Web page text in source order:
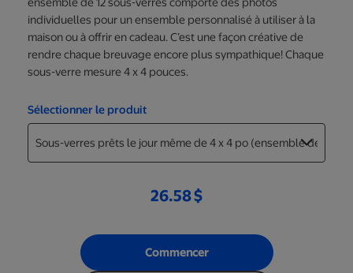
individuelles pour un ensemble personnalisé à utiliser à la
maison ou à offrir en cadeau. C’est une façon créative de
rendre chaque breuvage encore plus sympathique! Chaque
sous-verre mesure 4 x 4 pouces.
Sélectionner le produit
26.58 $
Commencer